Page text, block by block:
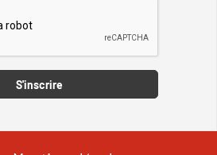
S'inscrire